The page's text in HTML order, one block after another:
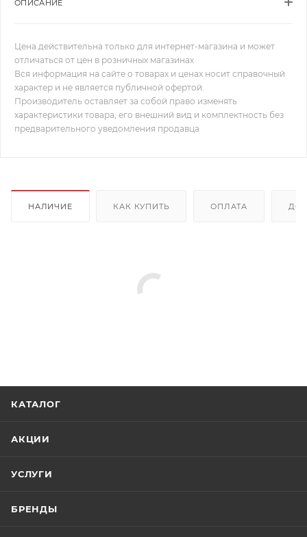
ОПИСАНИЕ
Цена действительна только для интернет-магазина и может
отличаться от цен в розничных магазинах
Вся информация на сайте о товарах и ценах носит справочный
характер и не является публичной офертой.
Производитель оставляет за собой право изменять
характеристики товара, его внешний вид и комплектность без
предварительного уведомления продавца
НАЛИЧИЕ КАК КУПИТЬ ОПЛАТА
КАТАЛОГ
АКЦИИ
УСЛУГИ
БРЕНДЫ